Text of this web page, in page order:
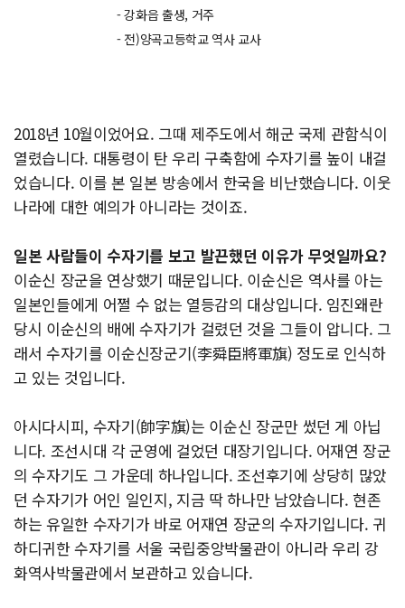
- 강화읍 출생, 거주
- 전)양곡고등학교 역사 교사
2018년 10월이었어요. 그때 제주도에서 해군 국제 관함식이
열렸습니다. 대통령이 탄 우리 구축함에 수자기를 높이 내걸
었습니다. 이를 본 일본 방송에서 한국을 비난했습니다. 이웃
나라에 대한 예의가 아니라는 것이죠.
일본 사람들이 수자기를 보고 발끈했던 이유가 무엇일까요?
이순신 장군을 연상했기 때문입니다. 이순신은 역사를 아는
일본인들에게 어쩔 수 없는 열등감의 대상입니다. 임진왜란
당시 이순신의 배에 수자기가 걸렸던 것을 그들이 압니다. 그
래서 수자기를 이순신장군기(李舜臣將軍旗) 정도로 인식하
고 있는 것입니다.
아시다시피, 수자기(帥字旗)는 이순신 장군만 썼던 게 아닙
니다. 조선시대 각 군영에 걸었던 대장기입니다. 어재연 장군
의 수자기도 그 가운데 하나입니다. 조선후기에 상당히 많았
던 수자기가 어인 일인지, 지금 딱 하나만 남았습니다. 현존
하는 유일한 수자기가 바로 어재연 장군의 수자기입니다. 귀
하디귀한 수자기를 서울 국립중앙박물관이 아니라 우리 강
화역사박물관에서 보관하고 있습니다.